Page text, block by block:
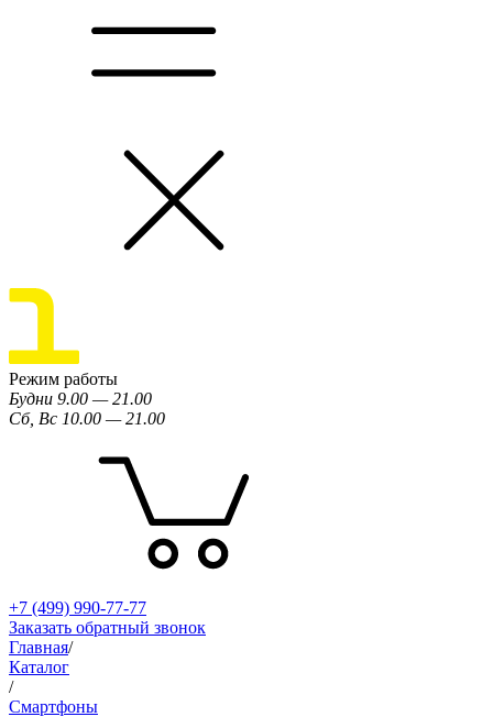
Режим работы
Будни 9.00 — 21.00
Сб, Вс 10.00 — 21.00
+7 (499) 990-77-77
Заказать обратный звонок
Главная/
Каталог
/
Смартфоны